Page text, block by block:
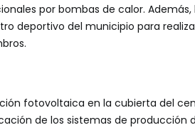
por bombas de calor.
deportivo del municipio para
fotovoltaica en la cubierta del
de los sistemas de producción